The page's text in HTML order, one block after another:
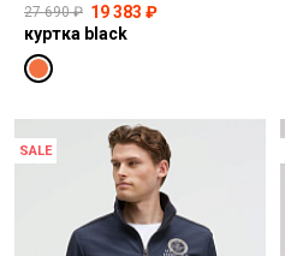
27 690 ₽ 19 383 ₽
куртка black
SALE